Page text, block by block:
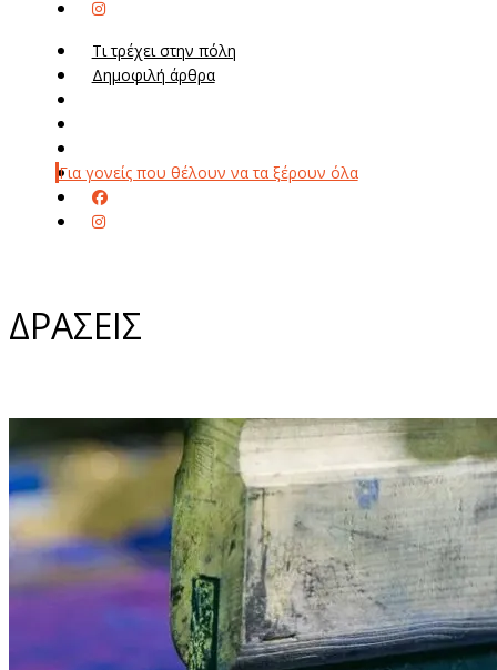
Τι τρέχει στην πόλη
Δημοφιλή άρθρα
Για γονείς που θέλουν να τα ξέρουν όλα
ΔΡΑΣΕΙΣ